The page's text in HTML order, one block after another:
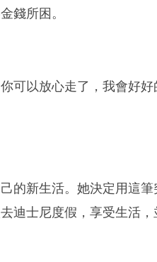
錢所困。
可以放心走了，我會好
的新生活。她決定用這
迪士尼度假，享受生活